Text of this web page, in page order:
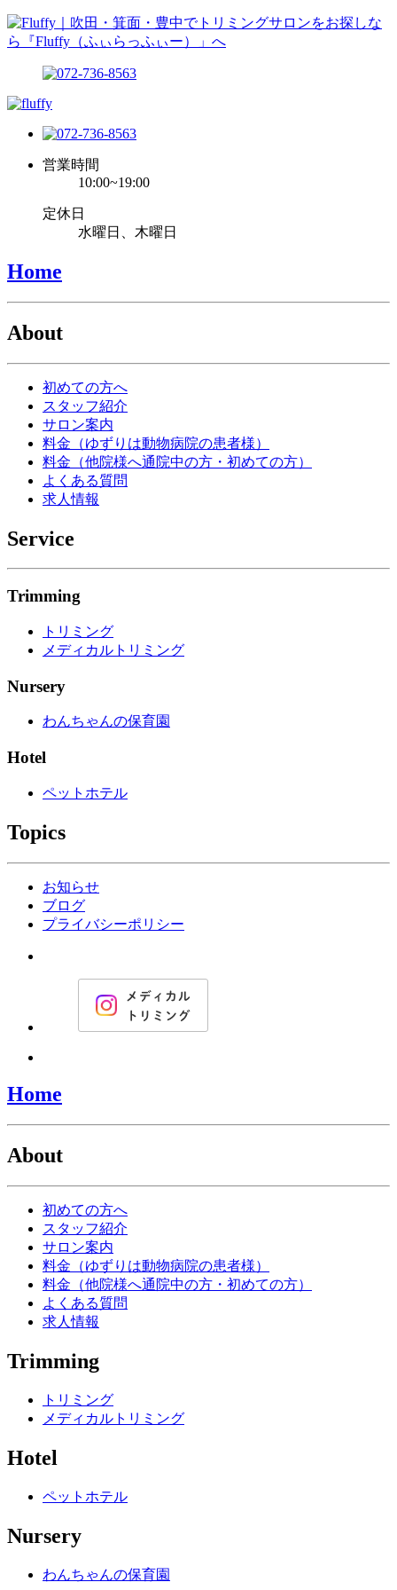
営業時間
10:00~19:00
定休日
水曜日、木曜日
Home
About
初めての方へ
スタッフ紹介
サロン案内
料金（ゆずりは動物病院の患者様）
料金（他院様へ通院中の方・初めての方）
よくある質問
求人情報
Service
Trimming
トリミング
メディカルトリミング
Nursery
わんちゃんの保育園
Hotel
ペットホテル
Topics
お知らせ
ブログ
プライバシーポリシー
Home
About
初めての方へ
スタッフ紹介
サロン案内
料金（ゆずりは動物病院の患者様）
料金（他院様へ通院中の方・初めての方）
よくある質問
求人情報
Trimming
トリミング
メディカルトリミング
Hotel
ペットホテル
Nursery
わんちゃんの保育園